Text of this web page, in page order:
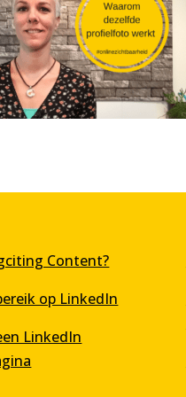
Content?
op LinkedIn
LinkedIn